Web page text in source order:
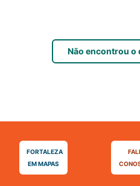
Não encontrou o
FORTALEZA
EM MAPAS